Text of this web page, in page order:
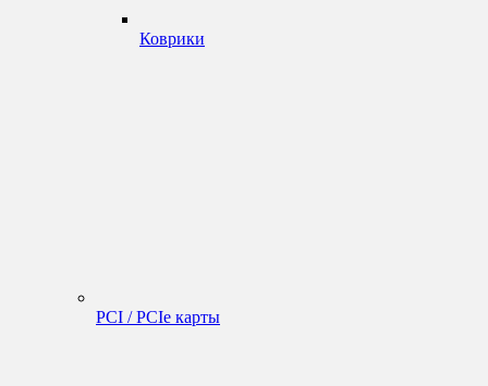
Коврики
PCI / PCIe карты